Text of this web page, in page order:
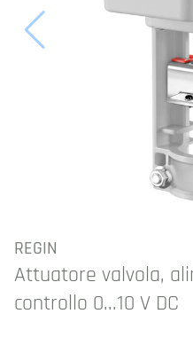
REGIN
Attuatore valvola,
controllo 0...10 V DC